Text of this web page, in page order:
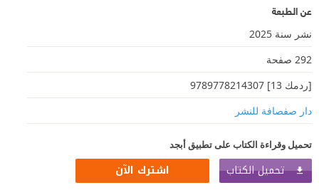
عن الطبعة
نشر سنة 2025
292 صفحة
[ردمك 13] 9789778214307
دار صفصافة للنشر
تحميل وقراءة الكتاب على تطبيق أبجد
تحميل الكتاب اشترك الآن